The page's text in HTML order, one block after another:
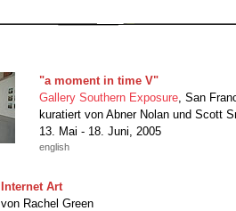
"a moment in time V"
Gallery Southern Exposure, San
kuratiert von Abner Nolan und Scott
13. Mai - 18. Juni, 2005
english
Internet Art
von Rachel Green